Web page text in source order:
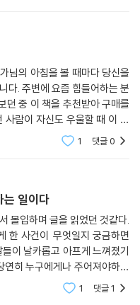
님의 아침을 볼 때마다 당신을
다. 주변에 요즘 힘들어하는 분
던 중 이 책을 추천받아 구매를
사람이 자신도 우울할 때 이 책
선물했습니다. 선물하기 좋은
1 댓글0
는 일이다
몰입하며 글을 읽었던 것같다.
한 사건이 무엇일지 궁금하면
이 날카롭고 아프게 느껴졌기
히 누구에게나 주어져야하지
강경하게 주장한다면 얼마나
1 댓글1